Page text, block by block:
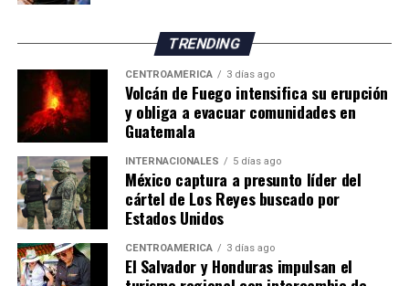
TRENDING
CENTROAMÉRICA 3 días ago
Volcán de Fuego intensifica su erupción
y obliga a evacuar comunidades en
Guatemala
INTERNACIONALES 5 días ago
México captura a presunto líder del
cártel de Los Reyes buscado por
Estados Unidos
CENTROAMÉRICA 3 días ago
El Salvador y Honduras impulsan el